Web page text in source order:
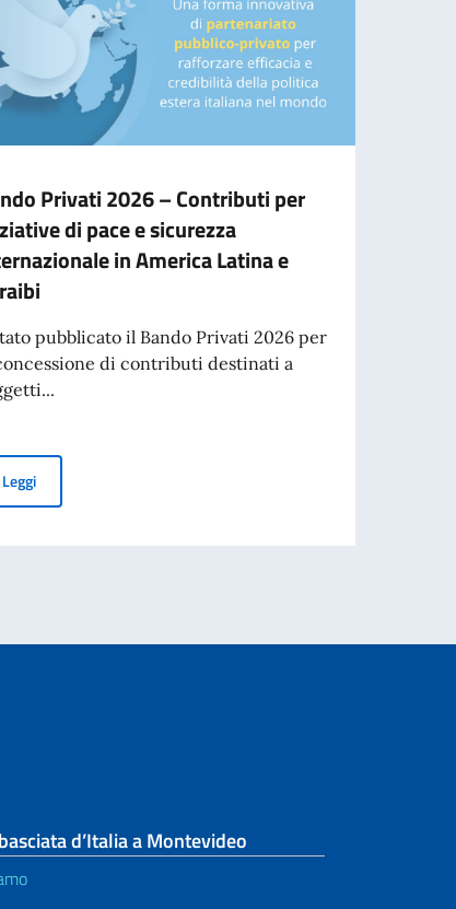
Privati 2026 – Contributi per
di pace e sicurezza
in America Latina e
pubblicato il Bando Privati 2026 per
di contributi destinati a
LeggiBando Privati 2026 – Contributi per iniziative di pace e
d’Italia a Montevideo